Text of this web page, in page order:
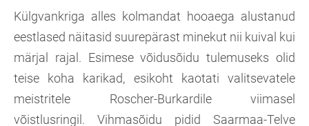
Külgvankriga alles kolmandat hooaega alustanud
eestlased näitasid suurepärast minekut nii kuival kui
märjal rajal. Esimese võidusõidu tulemuseks olid
teise koha karikad, esikoht kaotati valitsevatele
meistritele Roscher-Burkardile viimasel
võistlusringil. Vihmasõidu pidid Saarmaa-Telve